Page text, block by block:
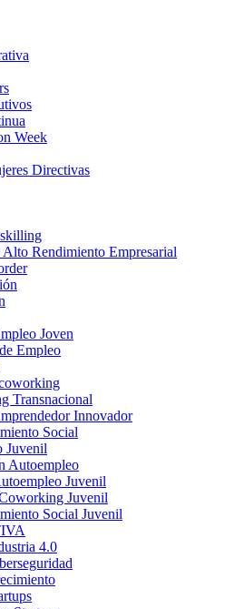
Week
Directivas
Alto Rendimiento Empresarial
Joven
Empleo
Transnacional
Innovador
Social
Juvenil
Autoempleo
Juvenil
Juvenil
Social Juvenil
4.0